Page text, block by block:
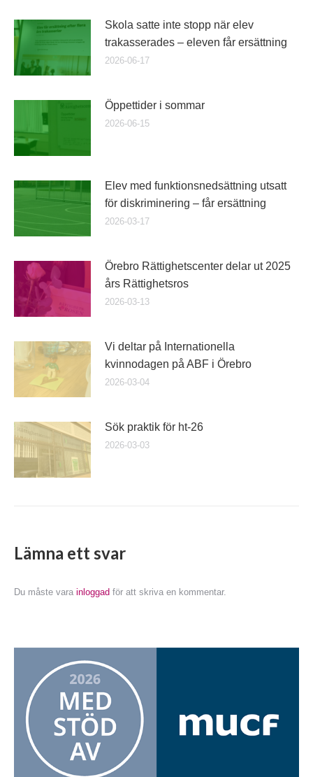
Skola satte inte stopp när elev
trakasserades – eleven får ersättning
2026-06-17
Öppettider i sommar
2026-06-15
Elev med funktionsnedsättning utsatt
för diskriminering – får ersättning
2026-03-17
Örebro Rättighetscenter delar ut 2025
års Rättighetsros
2026-03-13
Vi deltar på Internationella
kvinnodagen på ABF i Örebro
2026-03-04
Sök praktik för ht-26
2026-03-03
Lämna ett svar
Du måste vara inloggad för att skriva en kommentar.